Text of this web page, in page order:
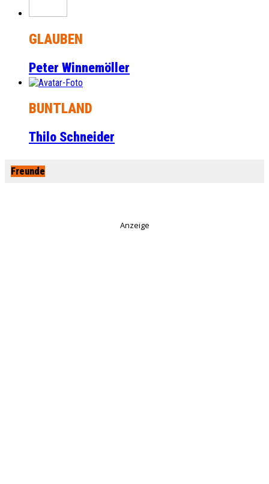
GLAUBEN
Peter Winnemöller
BUNTLAND
Thilo Schneider
Freunde
Anzeige